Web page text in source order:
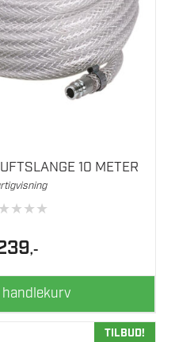
10 METER
★★★★
,-
handlekurv
TILBUD!